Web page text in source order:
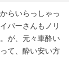
らいらっしゃっ
バーさんもノリ
が、元々車酔い
て、酔い安い方